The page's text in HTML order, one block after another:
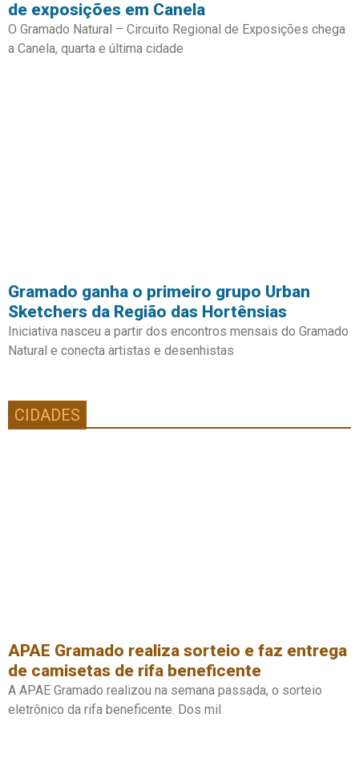
de exposições em Canela
O Gramado Natural – Circuito Regional de Exposições chega
a Canela, quarta e última cidade
Gramado ganha o primeiro grupo Urban
Sketchers da Região das Hortênsias
Iniciativa nasceu a partir dos encontros mensais do Gramado
Natural e conecta artistas e desenhistas
CIDADES
APAE Gramado realiza sorteio e faz entrega
de camisetas de rifa beneficente
A APAE Gramado realizou na semana passada, o sorteio
eletrônico da rifa beneficente. Dos mil